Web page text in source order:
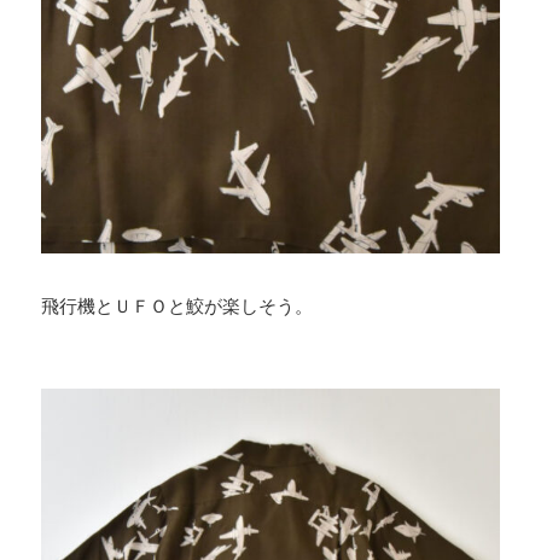
飛行機とＵＦＯと鮫が楽しそう。